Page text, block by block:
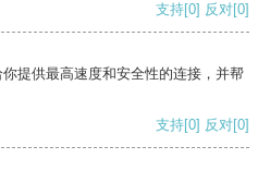
支持[0] 反对[0]
提供最高速度和安全性的连接，并帮
支持[0] 反对[0]